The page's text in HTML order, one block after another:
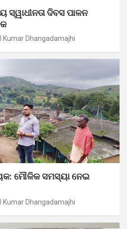
ଦିବସ ପାଳନ
Kumar Dhangadamajhi
ମୌଳିକ ସମସ୍ୟା ନେଇ
Kumar Dhangadamajhi